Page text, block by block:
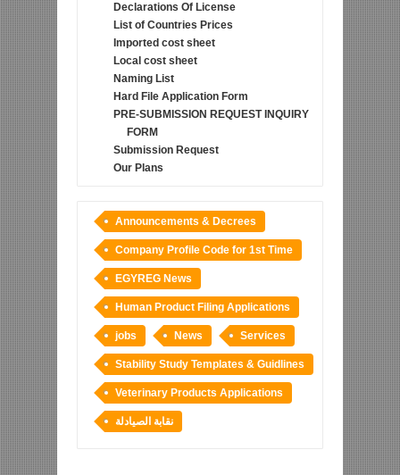
Declarations Of License
List of Countries Prices
Imported cost sheet
Local cost sheet
Naming List
Hard File Application Form
PRE-SUBMISSION REQUEST INQUIRY
FORM
Submission Request
Our Plans
Announcements & Decrees
Company Profile Code for 1st Time
EGYREG News
Human Product Filing Applications
jobs News Services
Stability Study Templates & Guidlines
Veterinary Products Applications
نقابة الصيادلة